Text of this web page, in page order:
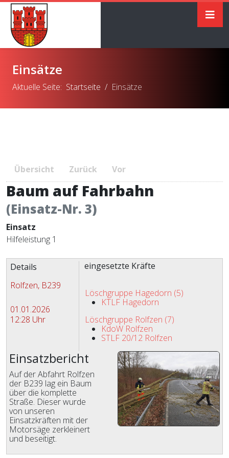
Einsätze
Aktuelle Seite: Startseite Einsätze
Übersicht Zurück Vor
Baum auf Fahrbahn
(Einsatz-Nr. 3)
Einsatz
Hilfeleistung 1
Details
Rolfzen, B239
01.01.2026
12:28 Uhr
eingesetzte Kräfte
Löschgruppe Hagedorn (5)
KTLF Hagedorn
Löschgruppe Rolfzen (7)
KdoW Rolfzen
STLF 20/12 Rolfzen
Einsatzbericht
Auf der Abfahrt Rolfzen
der B239 lag ein Baum
über die komplette
Straße. Dieser wurde
von unseren
Einsatzkräften mit der
Motorsäge zerkleinert
und beseitigt.